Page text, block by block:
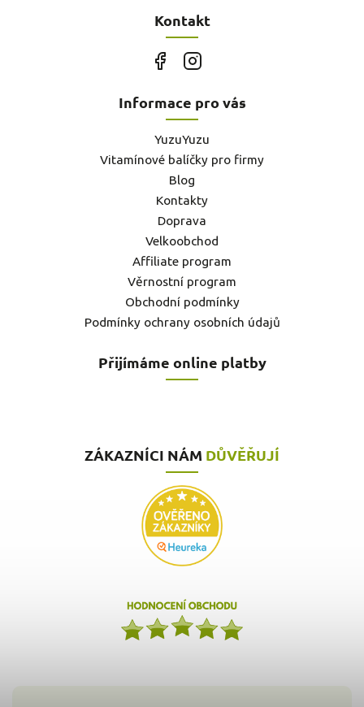
Kontakt
Informace pro vás
YuzuYuzu
Vitamínové balíčky pro firmy
Blog
Kontakty
Doprava
Velkoobchod
Affiliate program
Věrnostní program
Obchodní podmínky
Podmínky ochrany osobních údajů
Přijímáme online platby
ZÁKAZNÍCI NÁM DŮVĚŘUJÍ